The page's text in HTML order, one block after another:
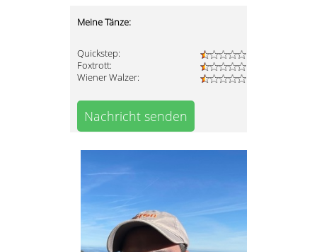
Meine Tänze:
Quickstep:
Foxtrott:
Wiener Walzer:
Nachricht senden